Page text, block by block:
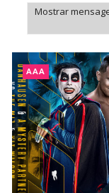
WWE Monday
Unknown-Aug 04
WWE
Unknown-Aug 02
Mostrar
AAA